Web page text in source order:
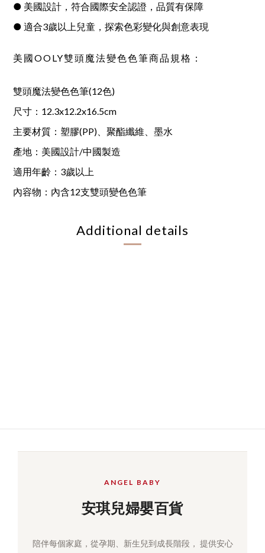
● 美國設計，符合國際安全認證，品質有保障
● 適合3歲以上兒童，探索色彩變化與創意表現
美國OOLY雙頭魔法變色色筆商品規格：
雙頭魔法變色色筆(12色)
尺寸：12.3x12.2x16.5cm
主要材質：塑膠(PP)、聚酯纖維、墨水
產地：美國設計/中國製造
適用年齡：3歲以上
內容物：內含12支雙頭變色色筆
Additional details
ANGEL BABY
安琪兒婦嬰百貨
陪伴每個家庭，從孕期、新生兒到成長階段， 提供安心